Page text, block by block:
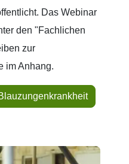
Das Webinar
den "Fachlichen
zur
im Anhang.